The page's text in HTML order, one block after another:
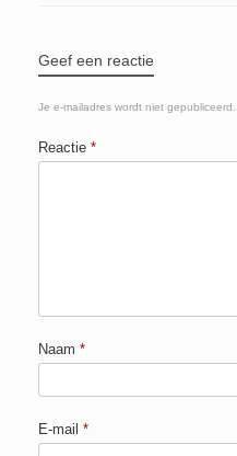
Geef een reactie
Je e-mailadres wordt niet gepubliceerd.
Reactie *
Naam *
E-mail *